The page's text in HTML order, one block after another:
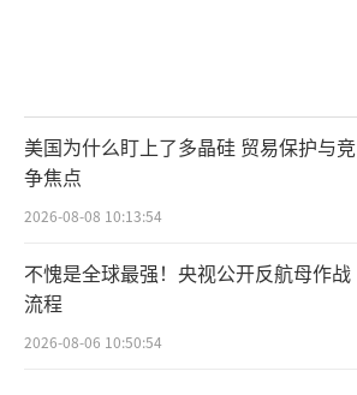
美国为什么盯上了多晶硅 贸易保护与竞
争焦点
2026-08-08 10:13:54
不愧是全球最强！央视公开反航母作战
流程
2026-08-06 10:50:54